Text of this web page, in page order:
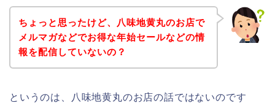
ちょっと思ったけど、八味地黄丸のお店で
メルマガなどでお得な年始セールなどの情
報を配信していないの？
というのは、八味地黄丸のお店の話ではないのです